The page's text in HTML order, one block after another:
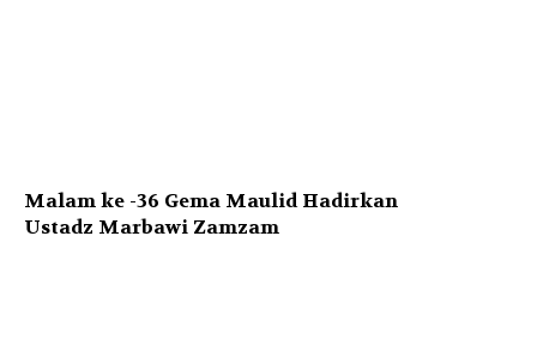
Malam ke -36 Gema Maulid Hadirkan
Ustadz Marbawi Zamzam